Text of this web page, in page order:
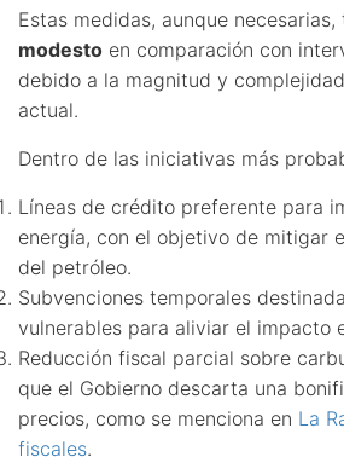
Estas medidas, aunque
modesto en comparación con
debido a la magnitud y
actual.
Dentro de las iniciativas más
Líneas de crédito preferente para
energía, con el objetivo de mitigar
del petróleo.
Subvenciones temporales
vulnerables para aliviar el impacto
Reducción fiscal parcial sobre
que el Gobierno descarta una
precios, como se menciona en La
fiscales.